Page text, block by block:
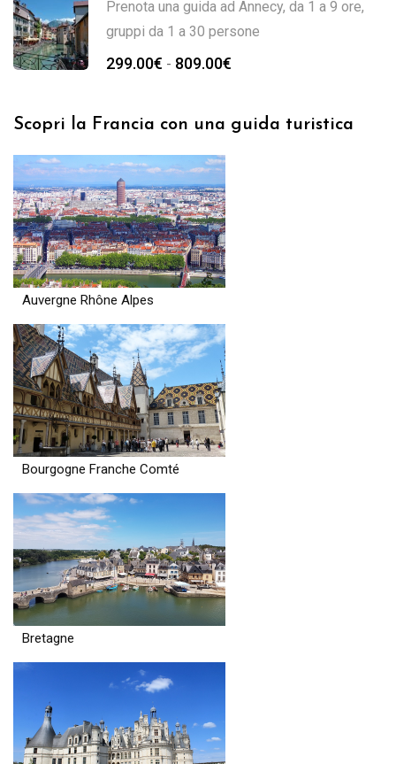
Prenota una guida ad Annecy, da 1 a 9 ore,
gruppi da 1 a 30 persone
299.00€ - 809.00€
Scopri la Francia con una guida turistica
Auvergne Rhône Alpes
Bourgogne Franche Comté
Bretagne